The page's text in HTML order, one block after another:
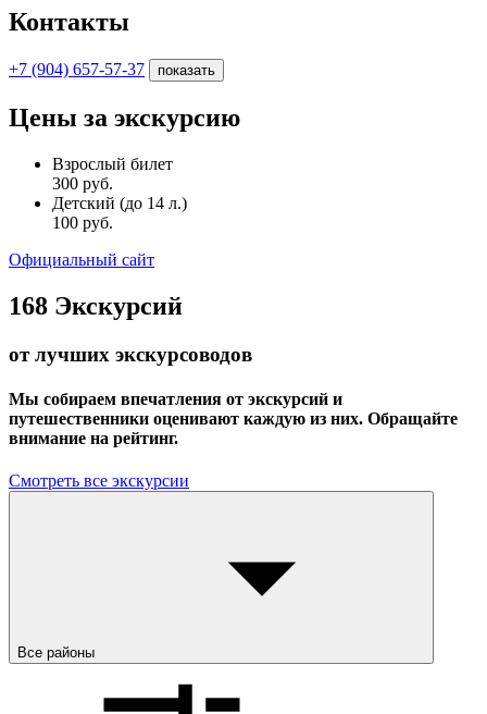
Контакты
+7 (904) 657-57-37 показать
Цены за экскурсию
Взрослый билет
300 руб.
Детский (до 14 л.)
100 руб.
Официальный сайт
168 Экскурсий
от лучших экскурсоводов
Мы собираем впечатления от экскурсий и
путешественники оценивают каждую из них. Обращайте
внимание на рейтинг.
Смотреть все экскурсии
Все районы